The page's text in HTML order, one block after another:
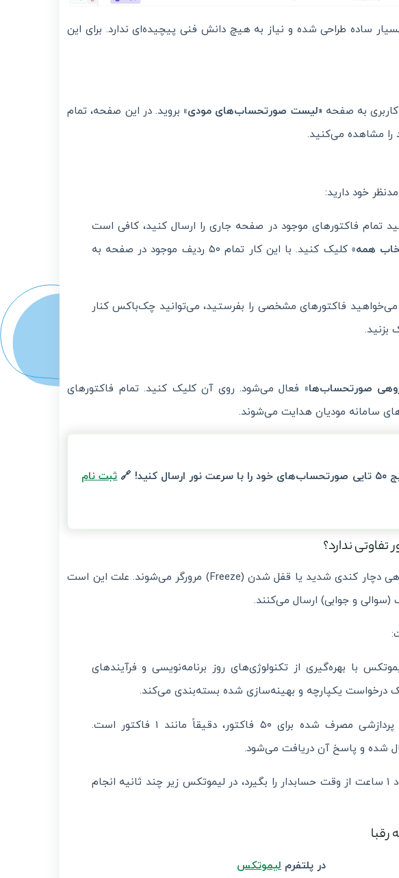
ساده طراحی شده و نیاز به هیچ دانش فنی پیچیده‌ای ندارد. برای این
کاربری به صفحه «لیست صورتحساب‌های مودی» بروید. در این صفحه، تمام
را مشاهده می‌کنید.
خود دارید:
تمام فاکتورهای موجود در صفحه جاری را ارسال کنید، کافی است
همه»
کلیک کنید. با این کار تمام ۵۰ ردیف موجود در صفحه به
فاکتورهای مشخصی را بفرستید، می‌توانید چک‌باکس کنار
صورتحساب‌ها» فعال می‌شود. روی آن کلیک کنید. تمام فاکتورهای
سامانه مودیان هدایت می‌شوند.
🔗
ثبت نام
بسیاری از نرم‌افزارهای واسط در بازار هنگام ارسال گروهی دچار کندی شدید یا قفل شدن (Freeze) مرورگر می‌شوند. علت این است
و جوابی) ارسال می‌کنند.
با بهره‌گیری از تکنولوژی‌های روز برنامه‌نویسی و فرآیندهای
این یعنی پهنای باند و منابع پردازشی مصرف شده برای ۵۰ فاکتور، دقیقاً مانند ۱ فاکتور است.
شده و پاسخ آن دریافت می‌شود.
کاری که قبلاً ممکن بود ۱ ساعت از وقت حسابدار را بگیرد، در لیموتکس زیر چند ثانیه انجام
در پلتفرم لیموتکس